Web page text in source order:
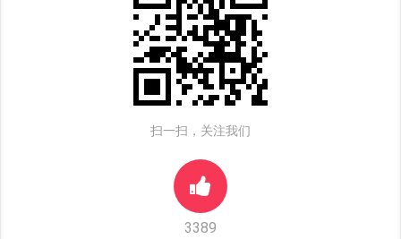
扫一扫，关注我们
3389